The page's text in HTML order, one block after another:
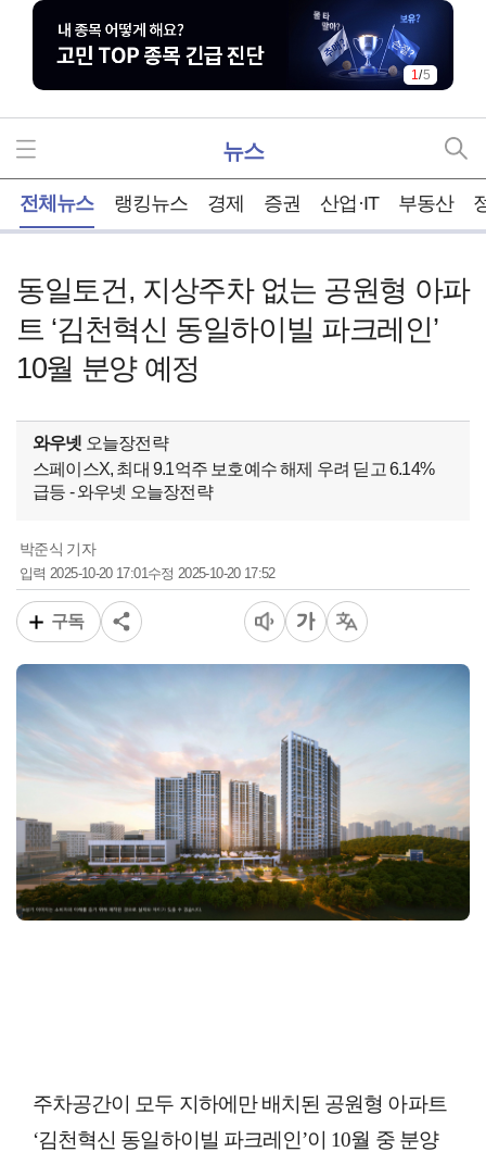
1/5
뉴스
전체뉴스 랭킹뉴스 경제 증권 산업·IT 부동산
동일토건, 지상주차 없는 공원형 아파
트 ‘김천혁신 동일하이빌 파크레인’
10월 분양 예정
와우넷 오늘장전략
스페이스X, 최대 9.1억주 보호예수 해제 우려 딛고 6.14%
급등 - 와우넷 오늘장전략
박준식 기자
입력2025-10-20 17:01수정 2025-10-20 17:52
구독
주차공간이 모두 지하에만 배치된 공원형 아파트
‘김천혁신 동일하이빌 파크레인’이 10월 중 분양